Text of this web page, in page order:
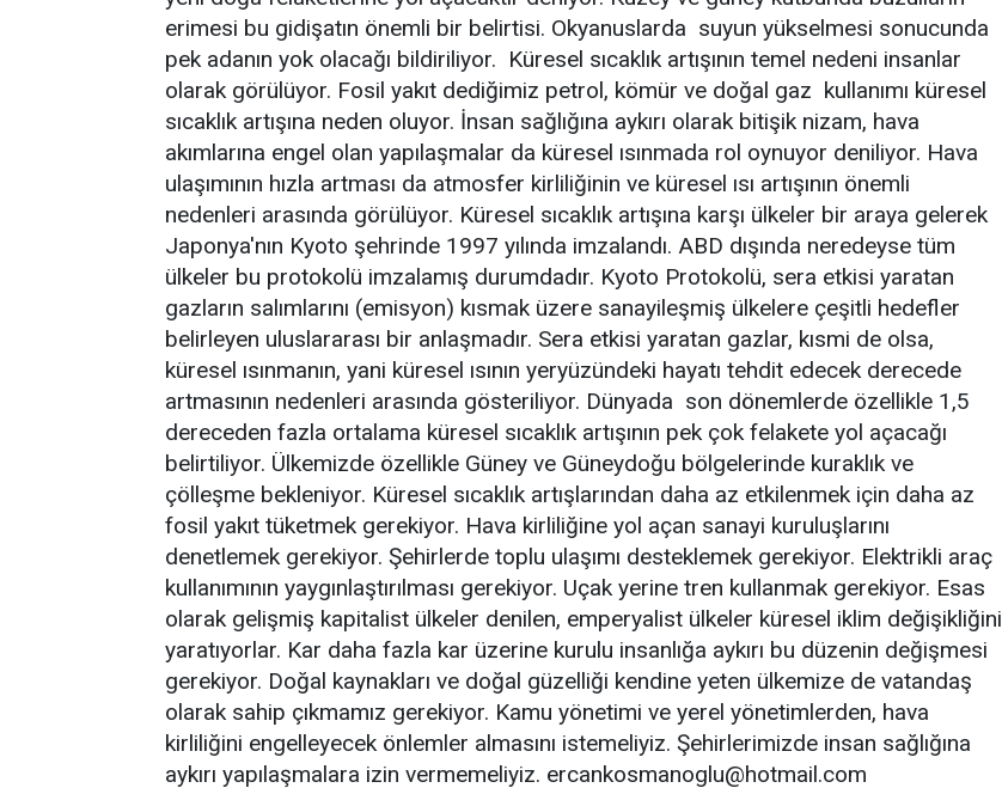
erimesi bu gidişatın önemli bir belirtisi. Okyanuslarda suyun yükselmesi sonucunda
pek adanın yok olacağı bildiriliyor. Küresel sıcaklık artışının temel nedeni insanlar
olarak görülüyor. Fosil yakıt dediğimiz petrol, kömür ve doğal gaz kullanımı küresel
sıcaklık artışına neden oluyor. İnsan sağlığına aykırı olarak bitişik nizam, hava
akımlarına engel olan yapılaşmalar da küresel ısınmada rol oynuyor deniliyor. Hava
ulaşımının hızla artması da atmosfer kirliliğinin ve küresel ısı artışının önemli
nedenleri arasında görülüyor. Küresel sıcaklık artışına karşı ülkeler bir araya gelerek
Japonya'nın Kyoto şehrinde 1997 yılında imzalandı. ABD dışında neredeyse tüm
ülkeler bu protokolü imzalamış durumdadır. Kyoto Protokolü, sera etkisi yaratan
gazların salımlarını (emisyon) kısmak üzere sanayileşmiş ülkelere çeşitli hedefler
belirleyen uluslararası bir anlaşmadır. Sera etkisi yaratan gazlar, kısmi de olsa,
küresel ısınmanın, yani küresel ısının yeryüzündeki hayatı tehdit edecek derecede
artmasının nedenleri arasında gösteriliyor. Dünyada son dönemlerde özellikle 1,5
dereceden fazla ortalama küresel sıcaklık artışının pek çok felakete yol açacağı
belirtiliyor. Ülkemizde özellikle Güney ve Güneydoğu bölgelerinde kuraklık ve
çölleşme bekleniyor. Küresel sıcaklık artışlarından daha az etkilenmek için daha az
fosil yakıt tüketmek gerekiyor. Hava kirliliğine yol açan sanayi kuruluşlarını
denetlemek gerekiyor. Şehirlerde toplu ulaşımı desteklemek gerekiyor. Elektrikli araç
kullanımının yaygınlaştırılması gerekiyor. Uçak yerine tren kullanmak gerekiyor. Esas
olarak gelişmiş kapitalist ülkeler denilen, emperyalist ülkeler küresel iklim değişikliğini
yaratıyorlar. Kar daha fazla kar üzerine kurulu insanlığa aykırı bu düzenin değişmesi
gerekiyor. Doğal kaynakları ve doğal güzelliği kendine yeten ülkemize de vatandaş
olarak sahip çıkmamız gerekiyor. Kamu yönetimi ve yerel yönetimlerden, hava
kirliliğini engelleyecek önlemler almasını istemeliyiz. Şehirlerimizde insan sağlığına
aykırı yapılaşmalara izin vermemeliyiz. ercankosmanoglu@hotmail.com